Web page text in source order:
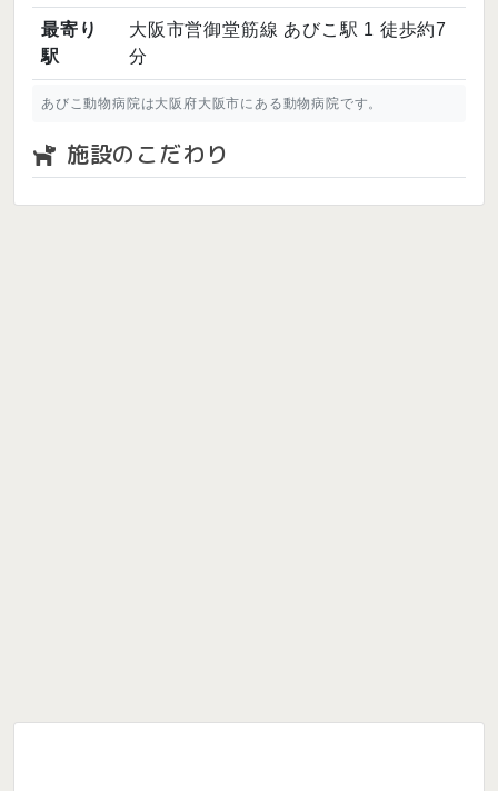
最寄り
駅
大阪市営御堂筋線 あびこ駅 1 徒歩約7
分
あびこ動物病院は大阪府大阪市にある動物病院です。
施設のこだわり